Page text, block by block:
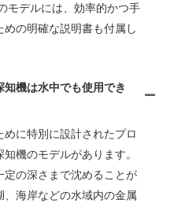
モデルには、効率的かつ手
の明確な説明書も付属し
機は水中でも使用でき
に特別に設計されたプロ
機のモデルがあります。
定の深さまで沈めることが
海岸などの水域内の金属